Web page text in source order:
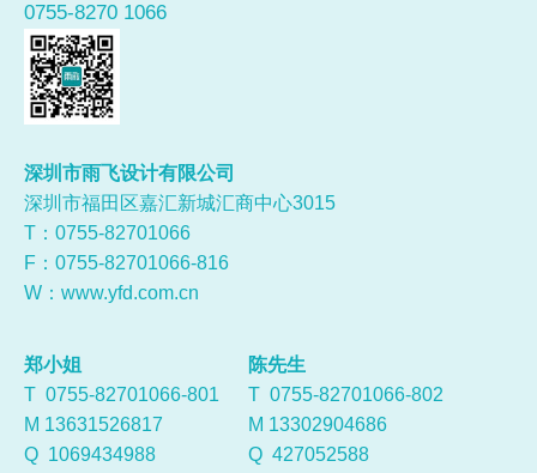
0755-8270 1066
深圳市雨飞设计有限公司
深圳市福田区嘉汇新城汇商中心3015
T：0755-82701066
F：0755-82701066-816
W： www.yfd.com.cn
郑小姐
T 0755-82701066-801
M 13631526817
Q 1069434988
陈先生
T 0755-82701066-802
M 13302904686
Q 427052588